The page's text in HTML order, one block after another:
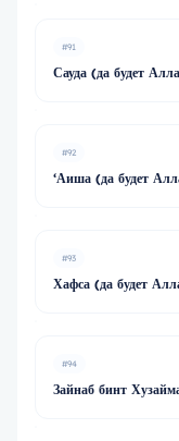
#91
Сауда (да будет
#92
‘Аиша (да будет
#93
Хафса (да будет
#94
Зайнаб бинт